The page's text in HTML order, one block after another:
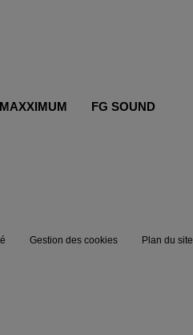
MAXXIMUM FG SOUND
Gestion des cookies Plan du site